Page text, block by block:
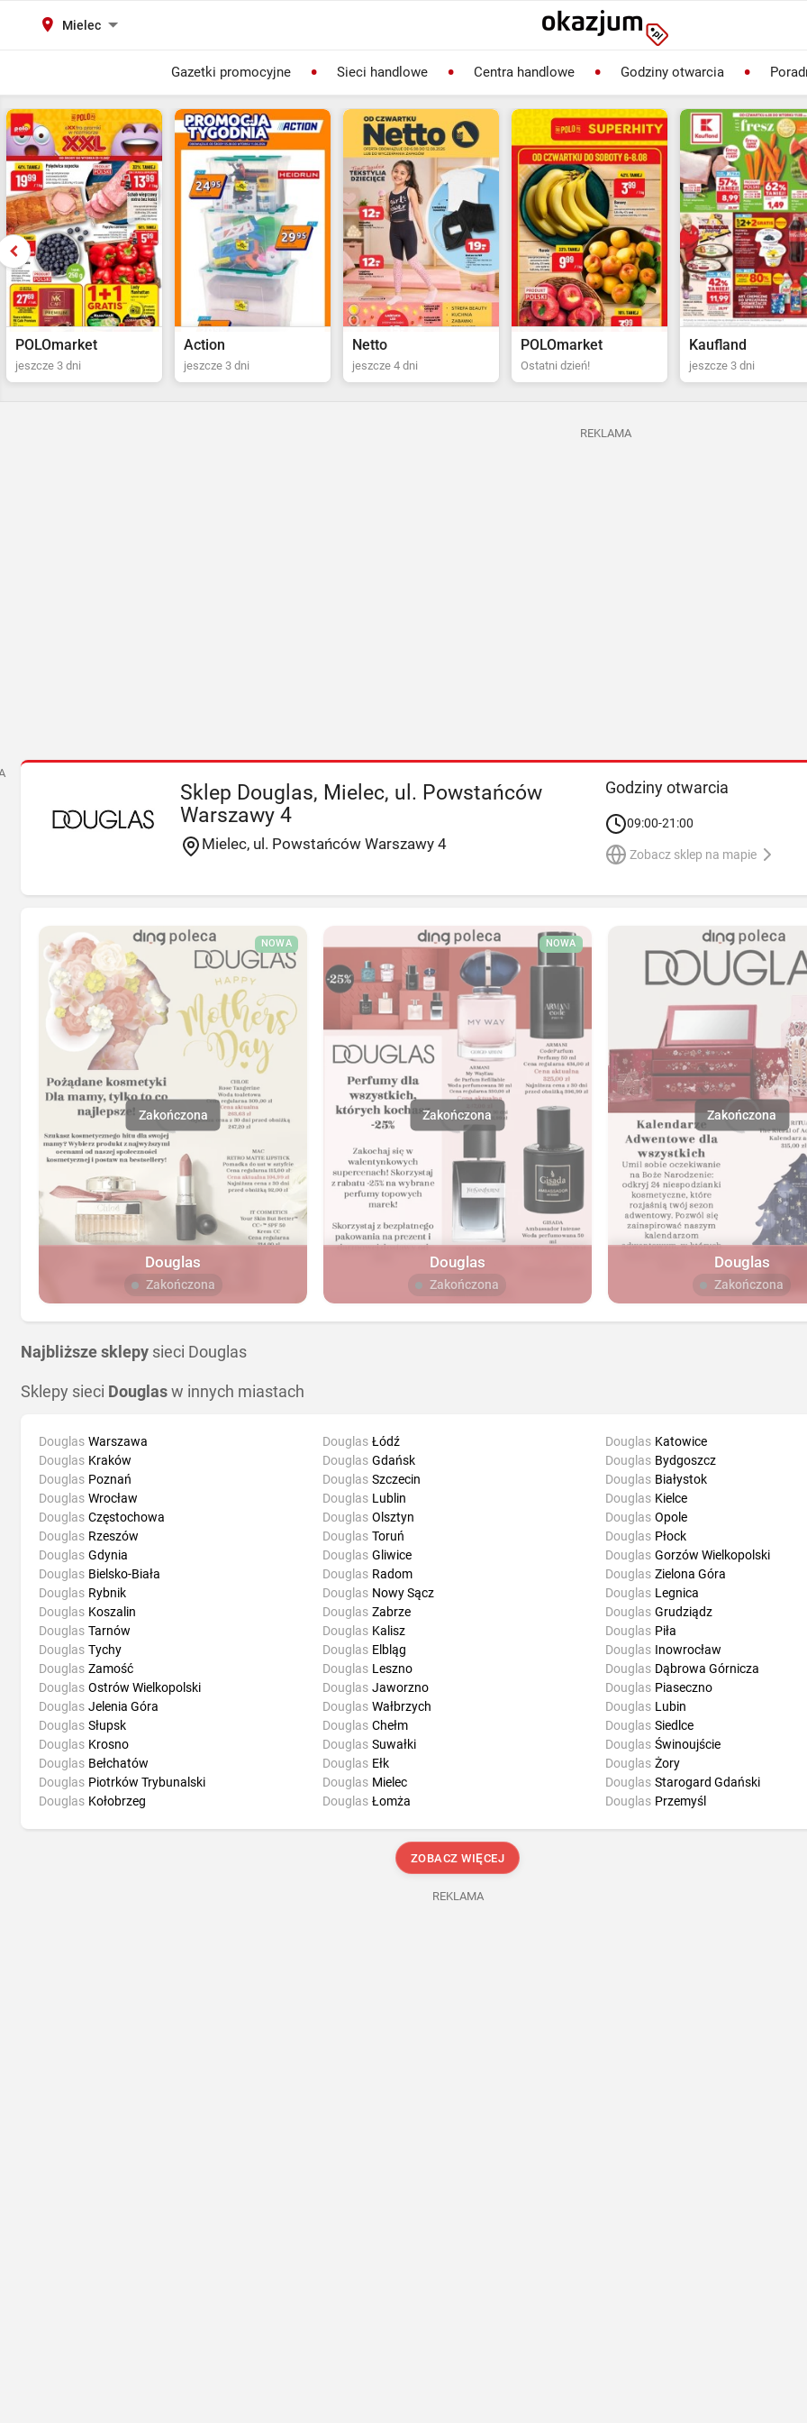
Mielec
Gazetki promocyjne Sieci handlowe Centra handlowe Godziny otwarcia
Action
jeszcze 3 dni
Netto
jeszcze 4 dni
POLOmarket
Ostatni dzień!
Kaufland
jeszcze 3 dni
Biedronka
Ostatni dzień!
REKLAMA
Sklep Douglas, Mielec, ul. Powstańców
Warszawy 4
Mielec, ul. Powstańców Warszawy 4
Godziny otwarcia
09:00-21:00
Zobacz sklep na mapie
NOWA
Douglas
Zakończona
NOWA
Douglas
Zakończona
Douglas
Zakończona
Najbliższe sklepy sieci Douglas
Sklepy sieci Douglas w innych miastach
Douglas Warszawa
Douglas Kraków
Douglas Poznań
Douglas Wrocław
Douglas Łódź
Douglas Gdańsk
Douglas Szczecin
Douglas Lublin
Douglas Katowice
Douglas Bydgoszcz
Douglas Białystok
Douglas Kielce
Douglas Częstochowa
Douglas Rzeszów
Douglas Gdynia
Douglas Bielsko-Biała
Douglas Olsztyn
Douglas Toruń
Douglas Gliwice
Douglas Radom
Douglas Opole
Douglas Płock
Douglas Gorzów Wielkopolski
Douglas Zielona Góra
Douglas Rybnik
Douglas Koszalin
Douglas Tarnów
Douglas Tychy
Douglas Nowy Sącz
Douglas Zabrze
Douglas Kalisz
Douglas Elbląg
Douglas Legnica
Douglas Grudziądz
Douglas Piła
Douglas Inowrocław
Douglas Zamość
Douglas Ostrów Wielkopolski
Douglas Jelenia Góra
Douglas Słupsk
Douglas Leszno
Douglas Jaworzno
Douglas Wałbrzych
Douglas Chełm
Douglas Dąbrowa Górnicza
Douglas Piaseczno
Douglas Lubin
Douglas Siedlce
Douglas Krosno
Douglas Bełchatów
Douglas Piotrków Trybunalski
Douglas Kołobrzeg
Douglas Suwałki
Douglas Ełk
Douglas Mielec
Douglas Łomża
Douglas Świnoujście
Douglas Żory
Douglas Starogard Gdański
Douglas Przemyśl
ZOBACZ WIĘCEJ
REKLAMA